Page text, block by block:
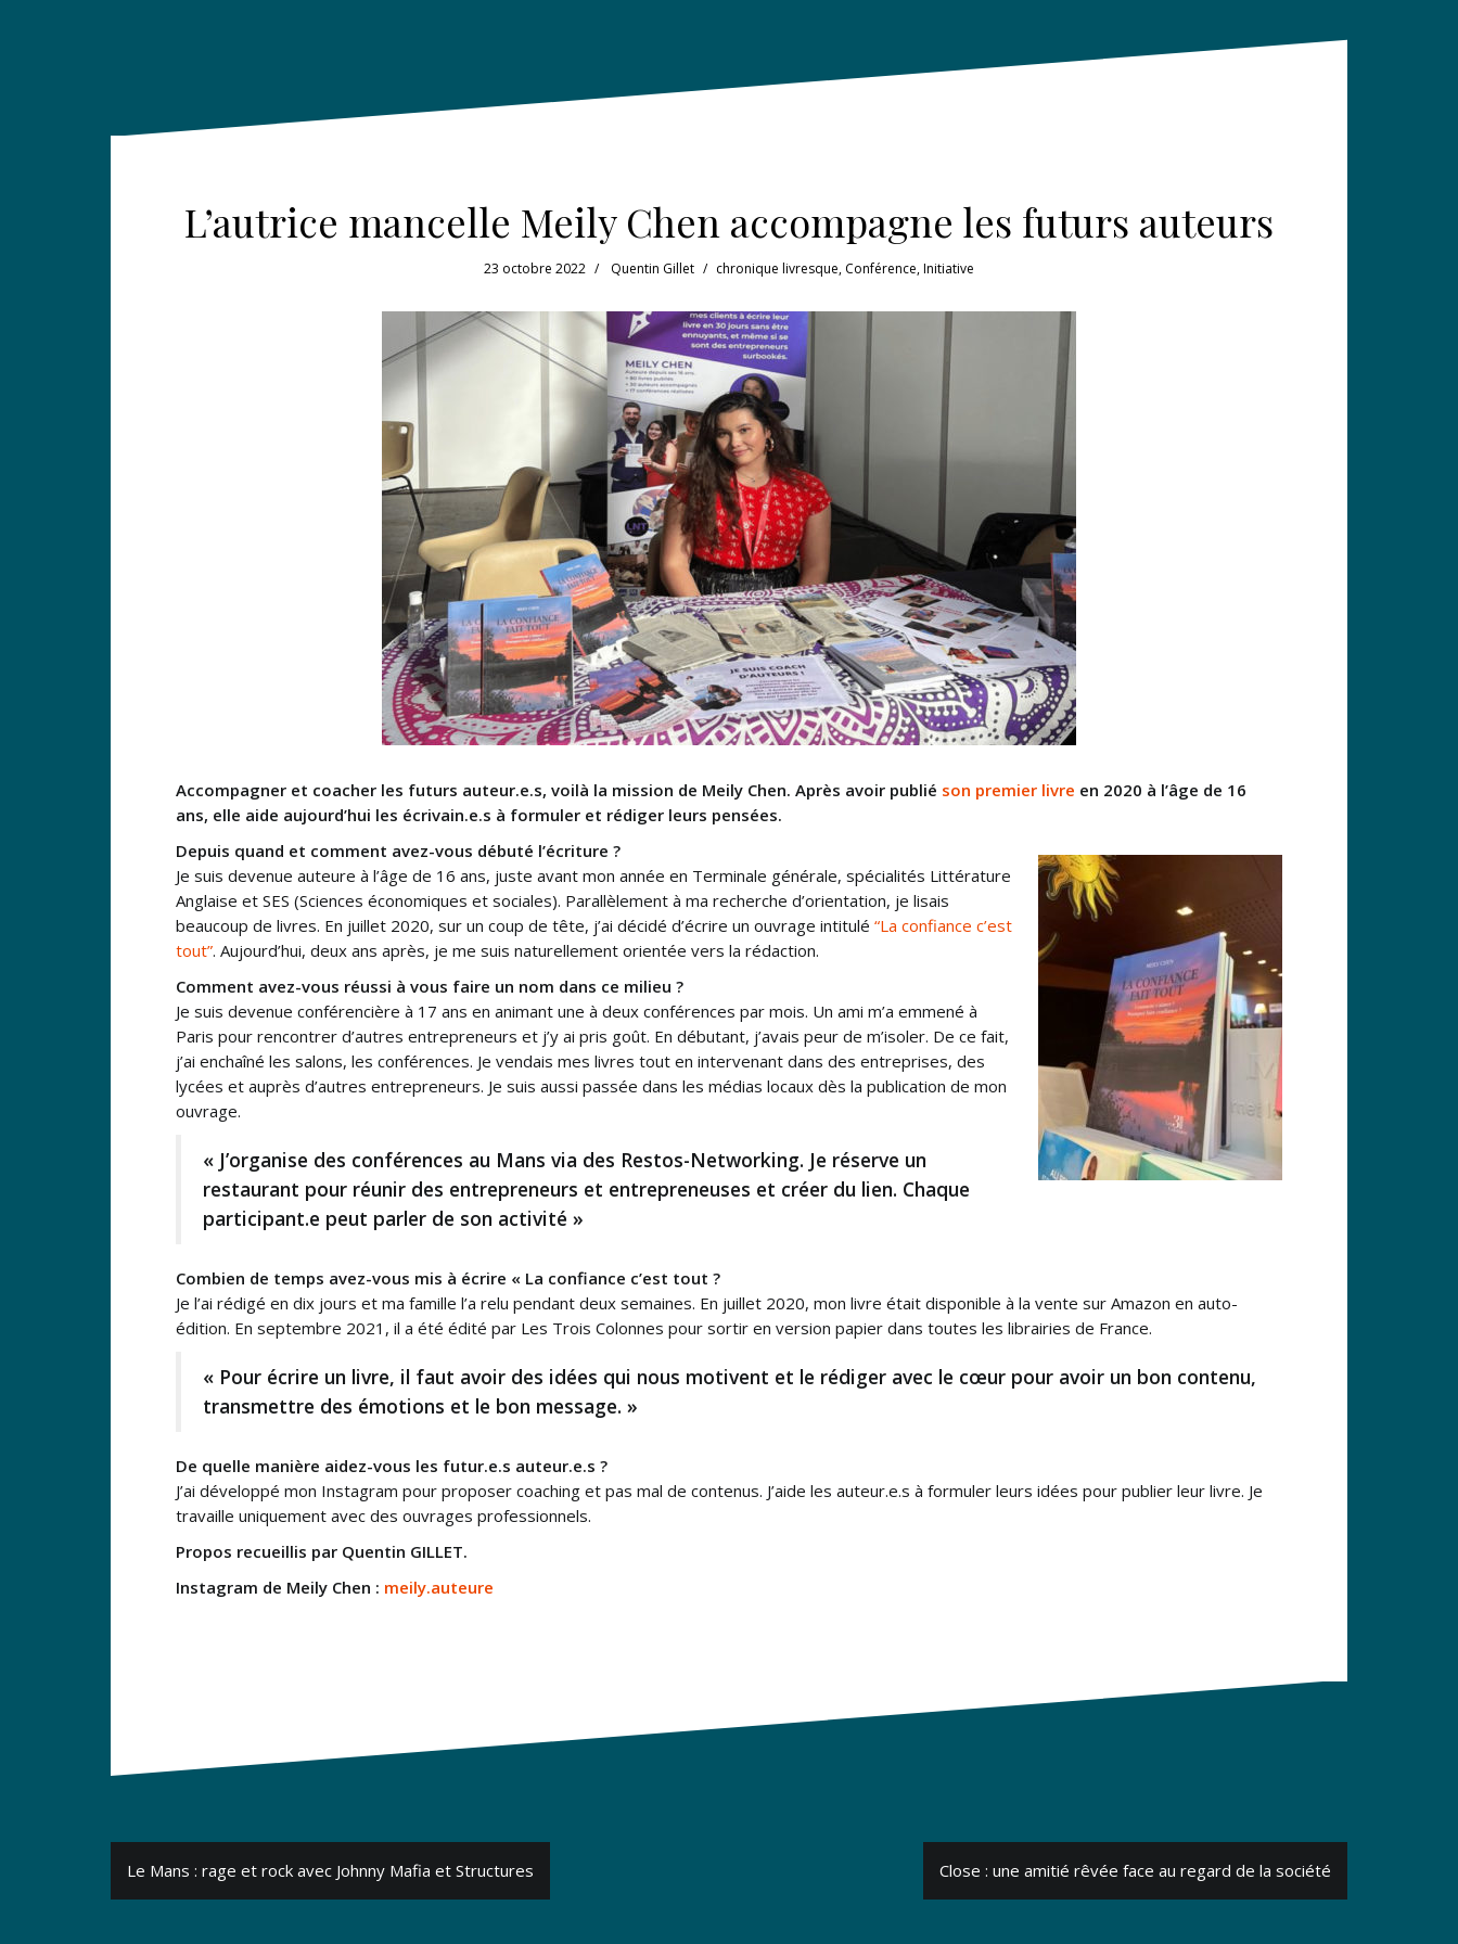
L’autrice mancelle Meily Chen accompagne les futurs auteurs
23 octobre 2022 Quentin Gillet chronique livresque, Conférence,Initiative
Accompagner et coacher les futurs auteur.e.s, voilà la mission de Meily Chen. Après avoir publié son premier livre en 2020 à l’âge de 16
ans, elle aide aujourd’hui les écrivain.e.s à formuler et rédiger leurs pensées.
Depuis quand et comment avez-vous débuté l’écriture ?
Je suis devenue auteure à l’âge de 16 ans, juste avant mon année en Terminale générale, spécialités Littérature
Anglaise et SES (Sciences économiques et sociales). Parallèlement à ma recherche d’orientation, je lisais
beaucoup de livres. En juillet 2020, sur un coup de tête, j’ai décidé d’écrire un ouvrage intitulé “La confiance c’est
tout”. Aujourd’hui, deux ans après, je me suis naturellement orientée vers la rédaction.
Comment avez-vous réussi à vous faire un nom dans ce milieu ?
Je suis devenue conférencière à 17 ans en animant une à deux conférences par mois. Un ami m’a emmené à
Paris pour rencontrer d’autres entrepreneurs et j’y ai pris goût. En débutant, j’avais peur de m’isoler. De ce fait,
j’ai enchaîné les salons, les conférences. Je vendais mes livres tout en intervenant dans des entreprises, des
lycées et auprès d’autres entrepreneurs. Je suis aussi passée dans les médias locaux dès la publication de mon
ouvrage.
« J’organise des conférences au Mans via des Restos-Networking. Je réserve un
restaurant pour réunir des entrepreneurs et entrepreneuses et créer du lien. Chaque
participant.e peut parler de son activité »
Combien de temps avez-vous mis à écrire « La confiance c’est tout ?
Je l’ai rédigé en dix jours et ma famille l’a relu pendant deux semaines. En juillet 2020, mon livre était disponible à la vente sur Amazon en auto-
édition. En septembre 2021, il a été édité par Les Trois Colonnes pour sortir en version papier dans toutes les librairies de France.
« Pour écrire un livre, il faut avoir des idées qui nous motivent et le rédiger avec le cœur pour avoir un bon contenu,
transmettre des émotions et le bon message. »
De quelle manière aidez-vous les futur.e.s auteur.e.s ?
J’ai développé mon Instagram pour proposer coaching et pas mal de contenus. J’aide les auteur.e.s à formuler leurs idées pour publier leur livre. Je
travaille uniquement avec des ouvrages professionnels.
Propos recueillis par Quentin GILLET.
Instagram de Meily Chen : meily.auteure
Navigation
de
Le Mans : rage et rock avec Johnny Mafia et Structures Close : une amitié rêvée face au regard de la société